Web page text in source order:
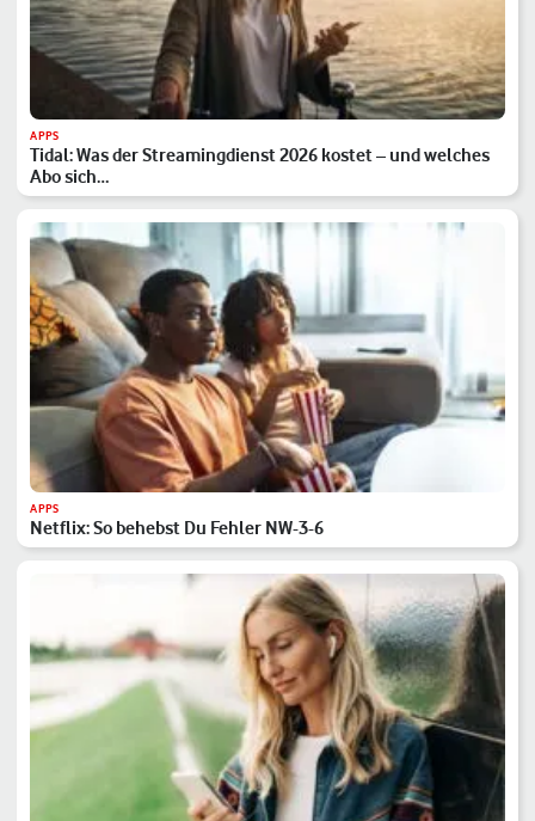
APPS
Tidal: Was der Streamingdienst 2026 kostet – und welches
Abo sich…
APPS
Netflix: So behebst Du Fehler NW-3-6